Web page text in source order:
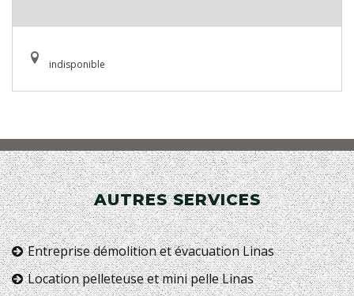
indisponible
AUTRES SERVICES
Entreprise démolition et évacuation Linas
Location pelleteuse et mini pelle Linas